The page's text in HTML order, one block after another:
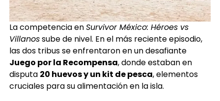
La competencia enSurvivor México: Héroes vs
Villanossube de nivel. En el más reciente episodio,
las dos tribus se enfrentaron en un desafiante
Juego por la Recompensa, donde estaban en
disputa 20 huevos y un kit de pesca, elementos
cruciales para su alimentación en la isla.